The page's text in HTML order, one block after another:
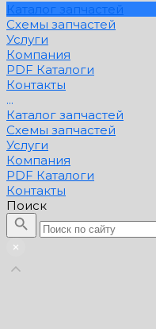
Каталог запчастей
Схемы запчастей
Услуги
Компания
PDF Каталоги
Контакты
...
Каталог запчастей
Схемы запчастей
Услуги
Компания
PDF Каталоги
Контакты
Поиск